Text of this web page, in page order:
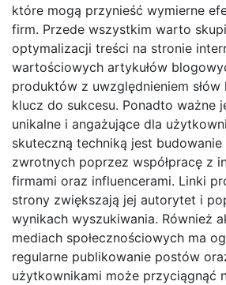
które mogą przynieść wymierne
firm. Przede wszystkim warto
optymalizacji treści na stronie
wartościowych artykułów
produktów z uwzględnieniem
klucz do sukcesu. Ponadto ważne
unikalne i angażujące dla
skuteczną techniką jest
zwrotnych poprzez współpracę z
firmami oraz influencerami. Linki
strony zwiększają jej autorytet i
wynikach wyszukiwania. Również
mediach społecznościowych ma
regularne publikowanie postów
użytkownikami może przyciągnąć